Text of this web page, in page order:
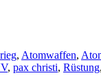
, Atomwaffen,
, pax christi, Rüstung,